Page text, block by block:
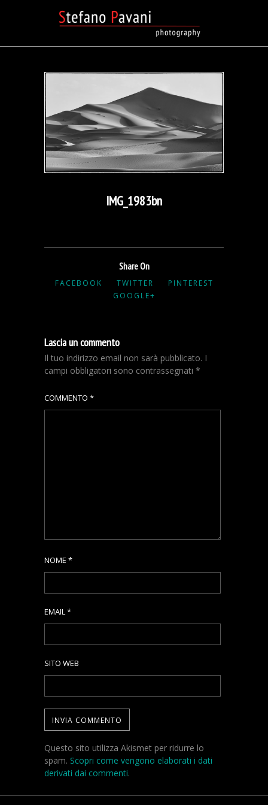
IMG_1983bn
Share On
FACEBOOK TWITTER
PINTEREST
GOOGLE+
Lascia un commento
Il tuo indirizzo email non sarà pubblicato. I
campi obbligatori sono contrassegnati *
COMMENTO *
NOME *
EMAIL*
SITO WEB
Questo sito utilizza Akismet per ridurre lo
spam. Scopri come vengono elaborati i dati
derivati dai commenti.